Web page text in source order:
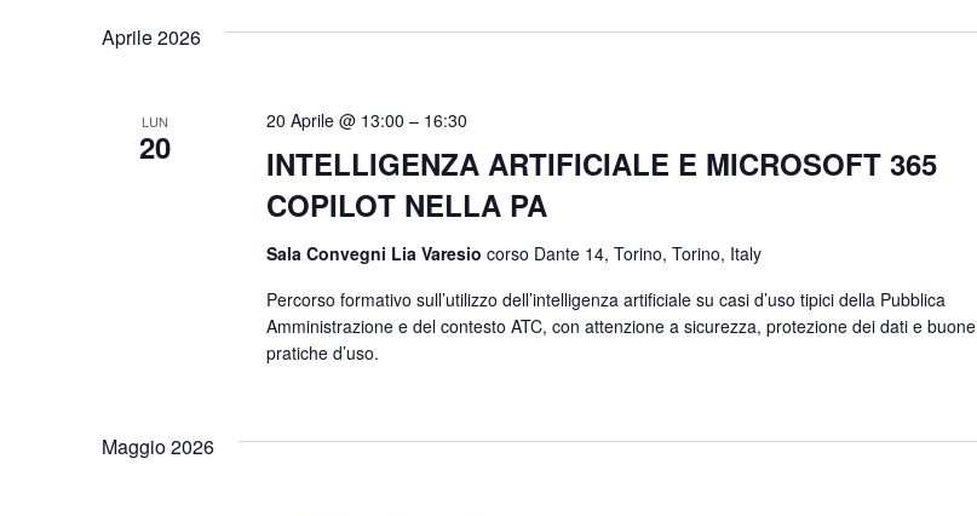
Aprile 2026
LUN
20
INTELLIGENZA ARTIFICIALE E MICROSOFT 365
COPILOT NELLA PA
20 Aprile @ 13:00 – 16:30
Sala Convegni Lia Varesio corso Dante 14, Torino, Torino, Italy
Percorso formativo sull’utilizzo dell’intelligenza artificiale su casi d’uso tipici della Pubblica
Amministrazione e del contesto ATC, con attenzione a sicurezza, protezione dei dati e buone
pratiche d’uso.
Maggio 2026